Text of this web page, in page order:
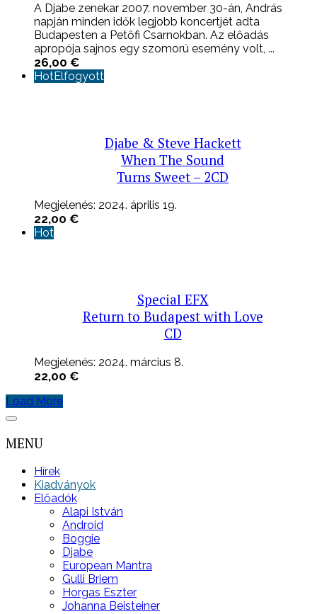
A Djabe zenekar 2007. november 30-án, András
napján minden idők legjobb koncertjét adta
Budapesten a Petőfi Csarnokban. Az előadás
apropója sajnos egy szomorú esemény volt, ...
26,00 €
HotElfogyott
Djabe & Steve Hackett
When The Sound
Turns Sweet – 2CD
Megjelenés: 2024. április 19.
22,00 €
Hot
Special EFX
Return to Budapest with Love
CD
Megjelenés: 2024. március 8.
22,00 €
Load More
MENU
Hírek
Kiadványok
Előadók
Alapi István
Android
Boggie
Djabe
European Mantra
Gulli Briem
Horgas Eszter
Johanna Beisteiner